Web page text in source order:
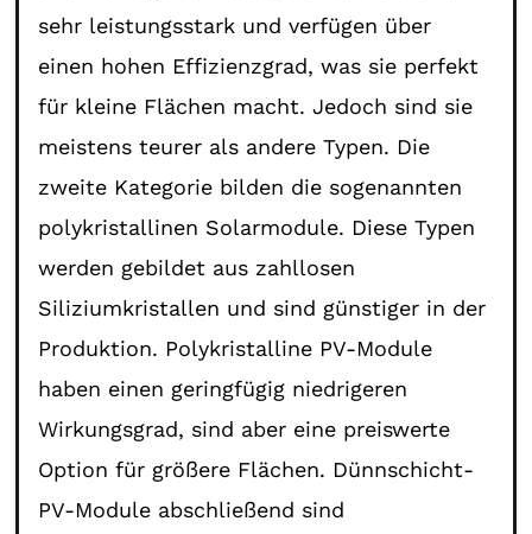
sehr leistungsstark und verfügen über
einen hohen Effizienzgrad, was sie perfekt
für kleine Flächen macht. Jedoch sind sie
meistens teurer als andere Typen. Die
zweite Kategorie bilden die sogenannten
polykristallinen Solarmodule. Diese Typen
werden gebildet aus zahllosen
Siliziumkristallen und sind günstiger in der
Produktion. Polykristalline PV-Module
haben einen geringfügig niedrigeren
Wirkungsgrad, sind aber eine preiswerte
Option für größere Flächen. Dünnschicht-
PV-Module abschließend sind